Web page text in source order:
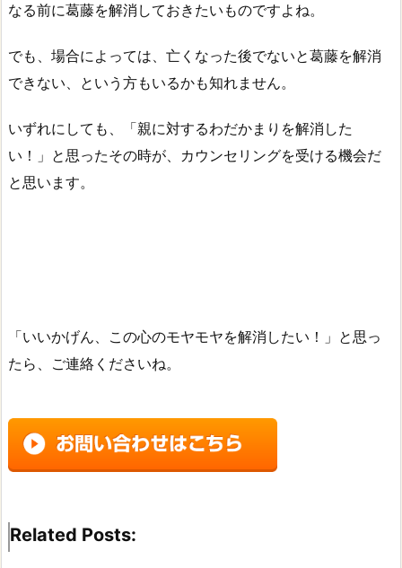
なる前に葛藤を解消しておきたいものですよね。
でも、場合によっては、亡くなった後でないと葛藤を解消
できない、という方もいるかも知れません。
いずれにしても、「親に対するわだかまりを解消した
い！」と思ったその時が、カウンセリングを受ける機会だ
と思います。
「いいかげん、この心のモヤモヤを解消したい！」と思っ
たら、ご連絡くださいね。
Related Posts: